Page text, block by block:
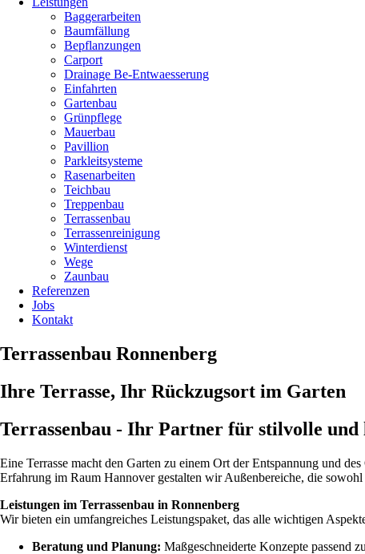
Baggerarbeiten
Baumfällung
Bepflanzungen
Carport
Drainage Be-Entwaesserung
Einfahrten
Gartenbau
Grünpflege
Mauerbau
Pavillion
Parkleitsysteme
Rasenarbeiten
Teichbau
Treppenbau
Terrassenbau
Terrassenreinigung
Winterdienst
Wege
Zaunbau
Referenzen
Jobs
Kontakt
Terrassenbau Ronnenberg
Ihre Terrasse, Ihr Rückzugsort im Garten
Terrassenbau - Ihr Partner für stilvolle und
Eine Terrasse macht den Garten zu einem Ort der Entspannung und
Erfahrung im Raum Hannover gestalten wir Außenbereiche, die
Leistungen im Terrassenbau in Ronnenberg
Wir bieten ein umfangreiches Leistungspaket, das alle wichtigen
Beratung und Planung: Maßgeschneiderte Konzepte passend